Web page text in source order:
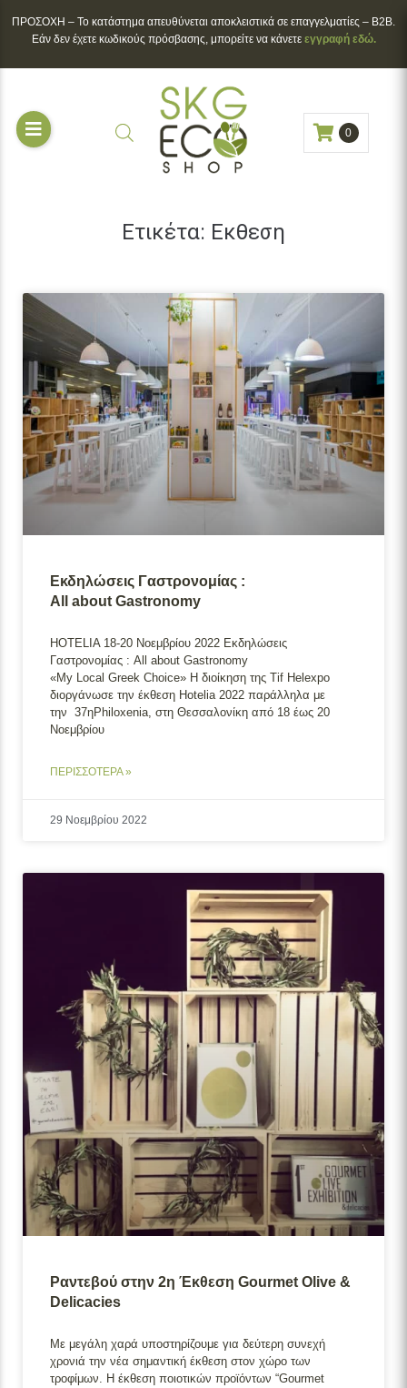
ΠΡΟΣΟΧΗ – To κατάστημα απευθύνεται αποκλειστικά σε επαγγελματίες – B2B.
Εάν δεν έχετε κωδικούς πρόσβασης, μπορείτε να κάνετε εγγραφή εδώ.
0
Ετικέτα: Εκθεση
Εκδηλώσεις Γαστρονομίας :
All about Gastronomy
HOTELIA 18-20 Νοεμβρίου 2022 Εκδηλώσεις
Γαστρονομίας : All about Gastronomy
«My Local Greek Choice» H διοίκηση της Tif Helexpo
διοργάνωσε την έκθεση Hotelia 2022 παράλληλα με
την 37ηPhiloxenia, στη Θεσσαλονίκη από 18 έως 20
Νοεμβρίου
ΠΕΡΙΣΣΟΤΕΡΑ »
29 Νοεμβρίου 2022
Ραντεβού στην 2η Έκθεση Gourmet Olive &
Delicacies
Με μεγάλη χαρά υποστηρίζουμε για δεύτερη συνεχή
χρονιά την νέα σημαντική έκθεση στον χώρο των
τροφίμων. H έκθεση ποιοτικών προϊόντων “Gourmet